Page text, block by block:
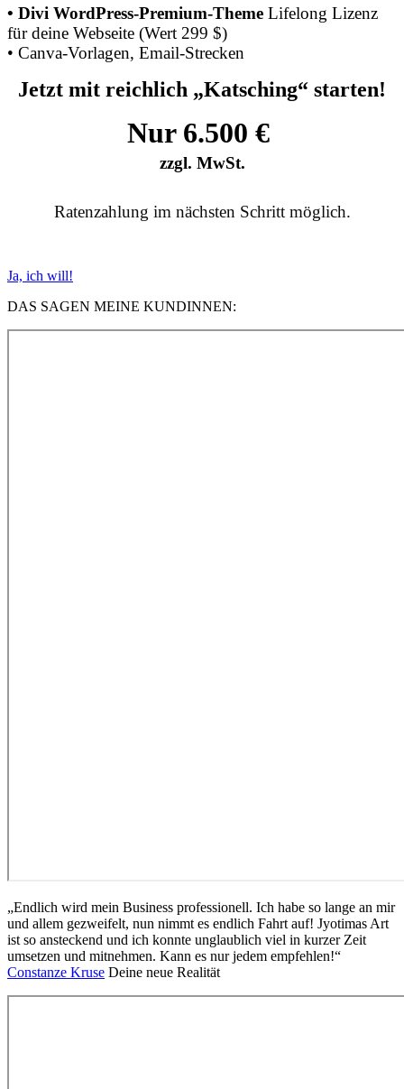
• Divi WordPress-Premium-Theme Lifelong Lizenz
für deine Webseite (Wert 299 $)
• Canva-Vorlagen, Email-Strecken
Jetzt mit reichlich „Katsching“ starten!
Nur6.500 €
zzgl. MwSt.
Ratenzahlung im nächsten Schritt möglich.
Ja, ich will!
DAS SAGEN MEINE KUNDINNEN:
„Endlich wird mein Business professionell. Ich habe so lange an mir
und allem gezweifelt, nun nimmt es endlich Fahrt auf! Jyotimas Art
ist so ansteckend und ich konnte unglaublich viel in kurzer Zeit
umsetzen und mitnehmen. Kann es nur jedem empfehlen!“
Constanze Kruse Deine neue Realität